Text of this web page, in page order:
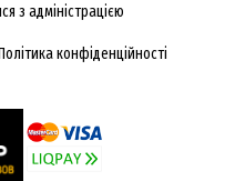
з адміністрацією
конфіденційності